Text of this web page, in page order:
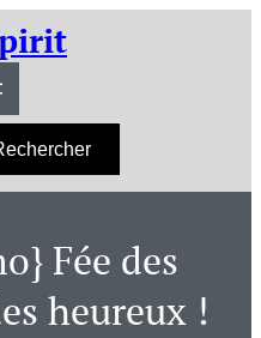
Fée des
heureux !